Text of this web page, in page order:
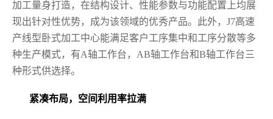
加工量身打造，在结构设计、性能参数与功能配置上均展
现出针对性优势，成为该领域的优秀产品。此外，J7高速
产线型卧式加工中心能满足客户工序集中和工序分散等多
种生产模式，有A轴工作台，AB轴工作台和B轴工作台三
种形式供选择。
紧凑布局，空间利用率拉满